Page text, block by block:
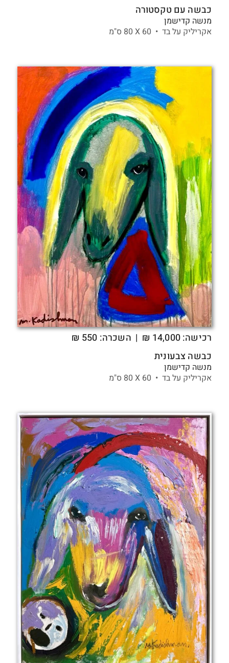
כבשה עם טקסטורה
מנשה קדישמן
אקריליק על בד • 60 X
רכישה: ₪ 14,000
| השכרה: 550 ₪
כבשה צבעונית
מנשה קדישמן
אקריליק על בד • 60 X